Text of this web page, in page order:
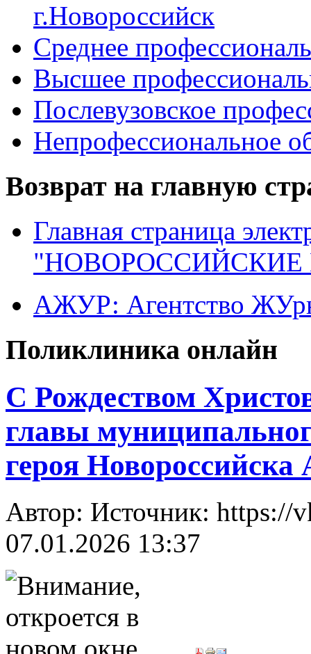
г.Новороссийск
Среднее
Высшее
Послевузовское
Непрофессиональное
Возврат на главную
Главная страница
"НОВОРОССИЙСКИЕ
АЖУР: Агентство
Поликлиника онлайн
С Рождеством
главы
героя
Автор: Источник: https://
07.01.2026 13:37